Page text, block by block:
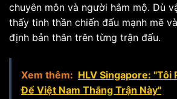
chuyên môn và người hâm mộ. Dù
thấy tinh thần chiến đấu mạnh mẽ
định bản thân trên từng trận đấu.
Xem thêm: HLV Singapore: "Tôi
Để Việt Nam Thắng Trận Này"